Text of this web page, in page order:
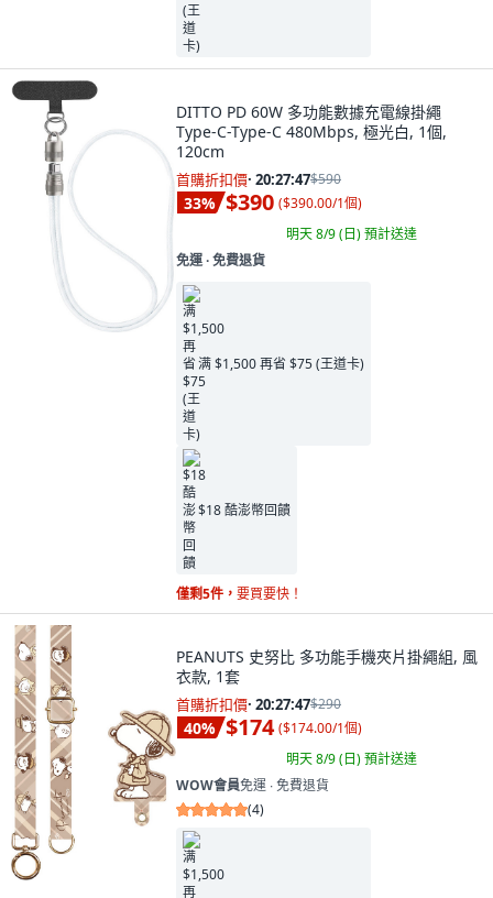
DITTO PD 60W 多功能數據充電線掛繩
Type-C-Type-C 480Mbps, 極光白, 1個,
120cm
首購折扣價· 20:27:46$590
33% $390 ($390.00/1個)
明天 8/9 (日)預計送達
免運 ∙ 免費退貨
满 $1,500 再省 $75 (王道卡)
$18 酷澎幣回饋
僅剩5件， 要買要快！
PEANUTS 史努比 多功能手機夾片掛繩組, 風
衣款, 1套
首購折扣價· 20:27:46$290
40% $174 ($174.00/1個)
明天 8/9 (日)預計送達
WOW會員免運 ∙ 免費退貨
(4)